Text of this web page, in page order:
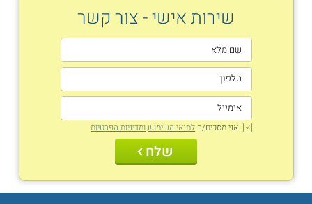
שירות אישי - צור קשר
אני מסכים/ה לתנאי השימוש ומדיניות הפרטיות
שלח